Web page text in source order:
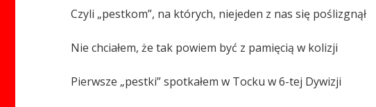
Czyli „pestkom”, na których, niejeden z nas się poślizgnął
Nie chciałem, że tak powiem być z pamięcią w kolizji
Pierwsze „pestki” spotkałem w Tocku w 6-tej Dywizji